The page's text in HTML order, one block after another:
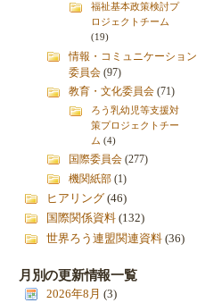
福祉基本政策検討プ
ロジェクトチーム
(19)
情報・コミュニケーション
委員会 (97)
教育・文化委員会 (71)
ろう乳幼児等支援対
策プロジェクトチー
ム (4)
国際委員会 (277)
機関紙部 (1)
ヒアリング (46)
国際関係資料 (132)
世界ろう連盟関連資料 (36)
月別の更新情報一覧
2026年8月 (3)